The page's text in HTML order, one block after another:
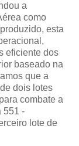
a
como
esta
eficiente dos
baseado na
que a
dois lotes
combate a
551 -
lote de